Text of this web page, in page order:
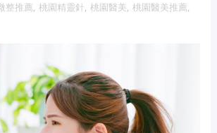
整推薦, 桃園精靈針, 桃園醫美, 桃園醫美推薦,
純蛇粉